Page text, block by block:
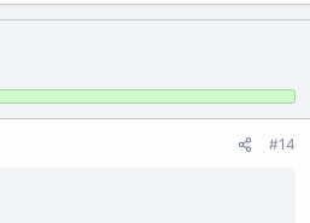
#14